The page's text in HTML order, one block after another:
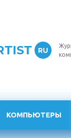
RU
КОМПЬЮТЕРЫ